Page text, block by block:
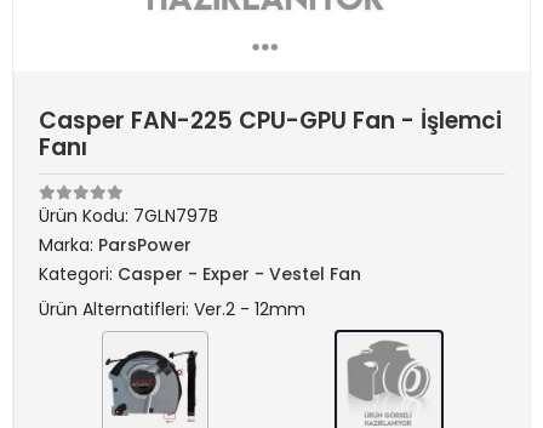
Casper FAN-225 CPU-GPU Fan - İşlemci
Fanı
Ürün Kodu: 7GLN797B
Marka: ParsPower
Kategori: Casper - Exper - Vestel Fan
Ürün Alternatifleri: Ver.2 - 12mm